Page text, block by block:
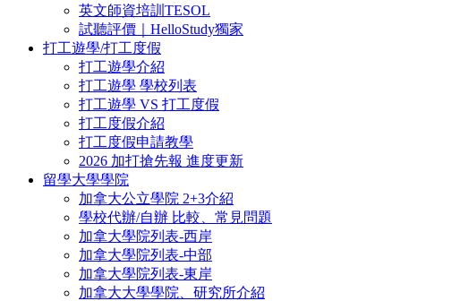
英文師資培訓TESOL
試聽評價｜HelloStudy獨家
打工遊學/打工度假
打工遊學介紹
打工遊學 學校列表
打工遊學 VS 打工度假
打工度假介紹
打工度假申請教學
2026 加打搶先報 進度更新
留學大學學院
加拿大公立學院 2+3介紹
學校代辦/自辦 比較、常見問題
加拿大學院列表-西岸
加拿大學院列表-中部
加拿大學院列表-東岸
加拿大大學學院、研究所介紹